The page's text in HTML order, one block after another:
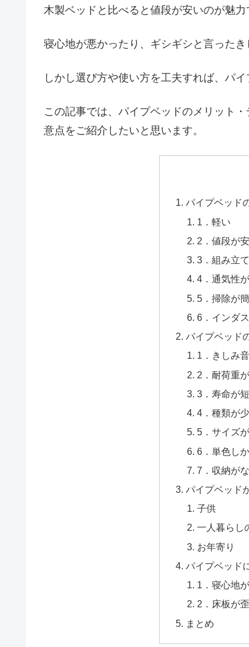
木製ベッドと比べると値段が安いのが魅
寝心地が悪かったり、ギシギシと言った
しかし選び方や使い方を工夫すれば、パ
この記事では、パイプベッドのメリット
意点をご紹介したいと思います。
パイプベッド
1．軽い
2．値段が
3．組み立
4．通気性
5．掃除が
6．インダ
パイプベッド
1．きしみ
2．耐荷重
3．寿命が
4．種類が
5．サイズ
6．単色し
7．収納が
パイプベッド
子供
一人暮らし
お年寄り
パイプベッド
1．寝心地
2．床板が
まとめ